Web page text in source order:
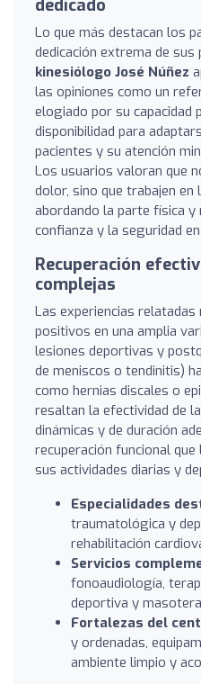
dedicado
Lo que más destacan los
dedicación extrema de sus
kinesiólogo José Núñez
las opiniones como un
elogiado por su capacidad
disponibilidad para
pacientes y su atención
Los usuarios valoran que
dolor, sino que trabajen en
abordando la parte física
confianza y la seguridad
Recuperación
complejas
Las experiencias
positivos en una amplia
lesiones deportivas y
de meniscos o tendinitis)
como hernias discales o
resaltan la efectividad de
dinámicas y de duración
recuperación funcional
sus actividades diarias y
Especialidades
traumatológica y
rehabilitación
Servicios
fonoaudiología,
deportiva y
Fortalezas del
y ordenadas,
ambiente limpio y